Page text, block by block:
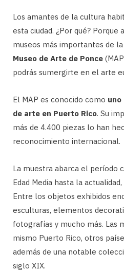
Los amantes de la cultura
esta ciudad. ¿Por qué? Porque
museos más importantes de
Museo de Arte de Ponce
podrás sumergirte en el arte
El MAP es conocido como uno
de arte en Puerto Rico. Su
más de 4.400 piezas lo han
reconocimiento internacional.
La muestra abarca el período
Edad Media hasta la
Entre los objetos exhibidos
esculturas, elementos
fotografías y mucho más. Las
mismo Puerto Rico, otros
además de una notable
siglo XIX.